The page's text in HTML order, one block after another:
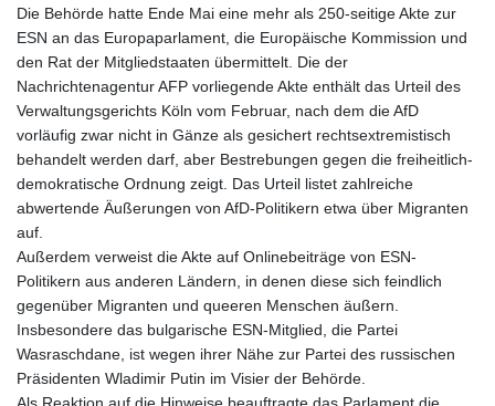
Die Behörde hatte Ende Mai eine mehr als 250-seitige Akte zur
ESN an das Europaparlament, die Europäische Kommission und
den Rat der Mitgliedstaaten übermittelt. Die der
Nachrichtenagentur AFP vorliegende Akte enthält das Urteil des
Verwaltungsgerichts Köln vom Februar, nach dem die AfD
vorläufig zwar nicht in Gänze als gesichert rechtsextremistisch
behandelt werden darf, aber Bestrebungen gegen die freiheitlich-
demokratische Ordnung zeigt. Das Urteil listet zahlreiche
abwertende Äußerungen von AfD-Politikern etwa über Migranten
auf.
Außerdem verweist die Akte auf Onlinebeiträge von ESN-
Politikern aus anderen Ländern, in denen diese sich feindlich
gegenüber Migranten und queeren Menschen äußern.
Insbesondere das bulgarische ESN-Mitglied, die Partei
Wasraschdane, ist wegen ihrer Nähe zur Partei des russischen
Präsidenten Wladimir Putin im Visier der Behörde.